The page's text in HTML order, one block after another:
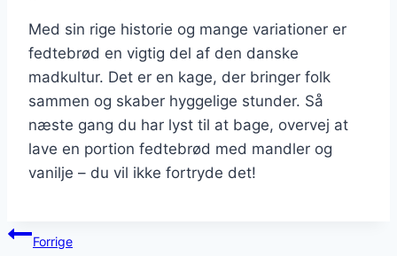
Med sin rige historie og mange variationer er
fedtebrød en vigtig del af den danske
madkultur. Det er en kage, der bringer folk
sammen og skaber hyggelige stunder. Så
næste gang du har lyst til at bage, overvej at
lave en portion fedtebrød med mandler og
vanilje – du vil ikke fortryde det!
Indlægsnavigation
Forrige